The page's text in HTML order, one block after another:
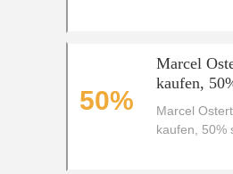
50%
Marcel
kaufen,
Marcel
kaufen, 50%